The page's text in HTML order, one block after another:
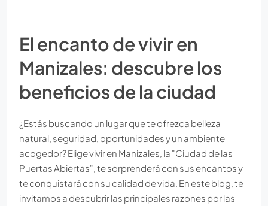
El encanto de vivir en
Manizales: descubre los
beneficios de la ciudad
¿Estás buscando un lugar que te ofrezca belleza
natural, seguridad, oportunidades y un ambiente
acogedor? Elige vivir en Manizales, la "Ciudad de las
Puertas Abiertas", te sorprenderá con sus encantos y
te conquistará con su calidad de vida. En este blog, te
invitamos a descubrir las principales razones por las